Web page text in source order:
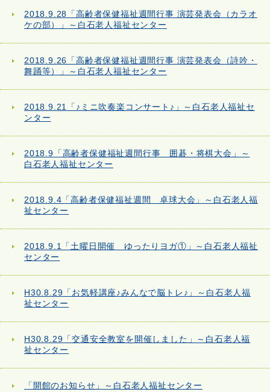
2018.9.28「高齢者保健福祉週間行事 演芸発表会（カラオ
ケの部）」～白石老人福祉センター
2018.9.26「高齢者保健福祉週間行事 演芸発表会（詩吟・
舞踊等）」～白石老人福祉センター
2018.9.21「♪ミニ吹奏楽コンサート♪」～白石老人福祉セ
ンター
2018.9「高齢者保健福祉週間行事 囲碁・将棋大会」～
白石老人福祉センター
2018.9.4「高齢者保健福祉週間 卓球大会」～白石老人福
祉センター
2018.9.1「土曜日開催 ゆったりヨガ①」～白石老人福祉
センター
H30.8.29「お気軽講座♪みんなで脳トレ♪」～白石老人福
祉センター
H30.8.29「交通安全教室を開催しました」～白石老人福
祉センター
「開館のお知らせ」～白石老人福祉センター